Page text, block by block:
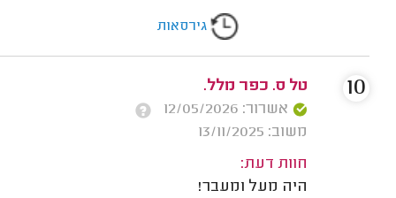
גירסאות
טל ס. כפר מלל.
אשרור: 12/05/2026
משוב: 13/11/2025
חוות דעת:
היה מעל ומעבר!
10